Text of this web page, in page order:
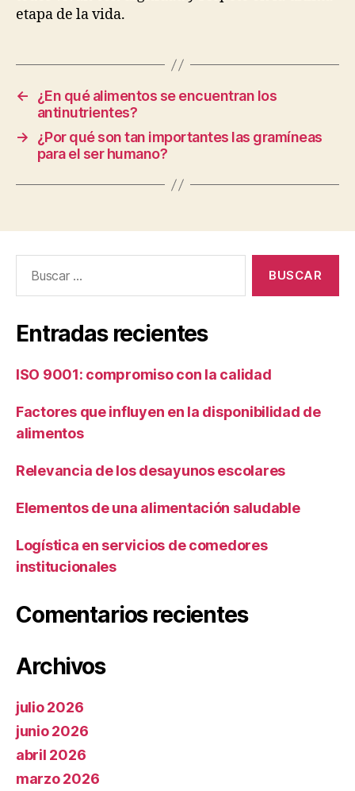
etapa de la vida.
←
¿En qué alimentos se encuentran los
antinutrientes?
→
¿Por qué son tan importantes las gramíneas
para el ser humano?
Entradas recientes
ISO 9001: compromiso con la calidad
Factores que influyen en la disponibilidad de
alimentos
Relevancia de los desayunos escolares
Elementos de una alimentación saludable
Logística en servicios de comedores
institucionales
Comentarios recientes
Archivos
julio 2026
junio 2026
abril 2026
marzo 2026